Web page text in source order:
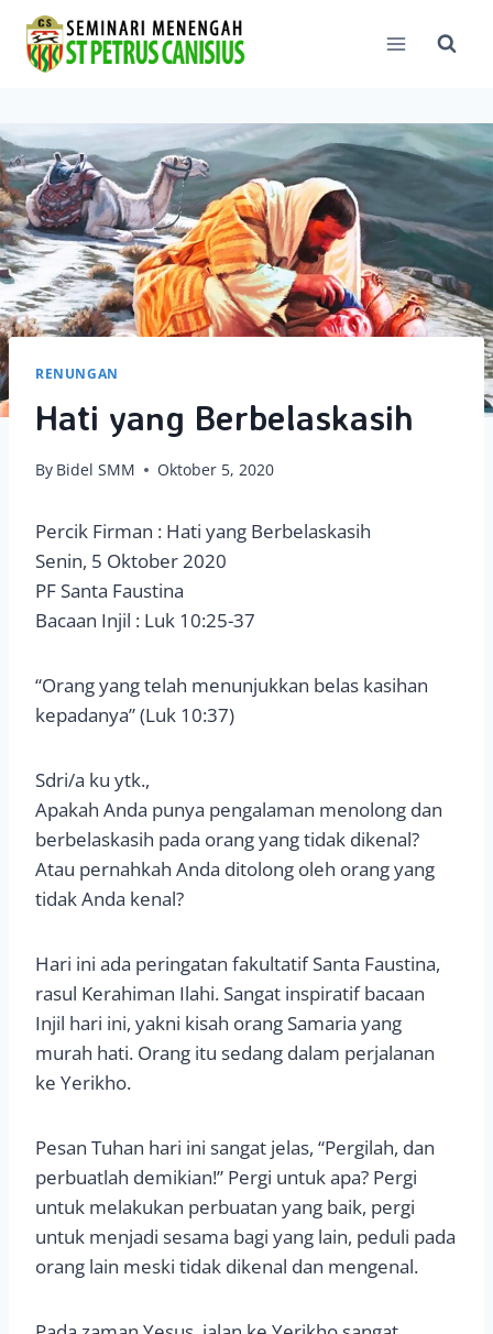
content
RENUNGAN
Hati yang Berbelaskasih
By Bidel SMM Oktober 5, 2020
Percik Firman : Hati yang Berbelaskasih
Senin, 5 Oktober 2020
PF Santa Faustina
Bacaan Injil : Luk 10:25-37
“Orang yang telah menunjukkan belas kasihan
kepadanya” (Luk 10:37)
Sdri/a ku ytk.,
Apakah Anda punya pengalaman menolong dan
berbelaskasih pada orang yang tidak dikenal?
Atau pernahkah Anda ditolong oleh orang yang
tidak Anda kenal?
Hari ini ada peringatan fakultatif Santa Faustina,
rasul Kerahiman Ilahi. Sangat inspiratif bacaan
Injil hari ini, yakni kisah orang Samaria yang
murah hati. Orang itu sedang dalam perjalanan
ke Yerikho.
Pesan Tuhan hari ini sangat jelas, “Pergilah, dan
perbuatlah demikian!” Pergi untuk apa? Pergi
untuk melakukan perbuatan yang baik, pergi
untuk menjadi sesama bagi yang lain, peduli pada
orang lain meski tidak dikenal dan mengenal.